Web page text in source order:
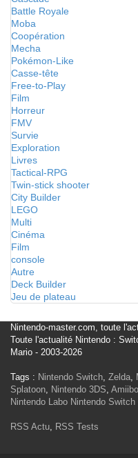
Battle Royale
Moba
Coopération
Mecha
Pokémon-Like
Casse-tête
Free-to-Play
Film
Horreur
FMV
Survie
Exploration
Livres
Tactical-RPG
Twin-stick shooter
City Builder
LEGO
Multi
Cinéma
Film
console
Autre
Deck Builder
Jeu de plateau
Nintendo-master.com, toute
Toute l'actualité Nintendo :
Mario - 2003-2026
Tags : Nintendo Switch, Zelda,
Splatoon, Nintendo 3DS, Amiibo
Nintendo Labo Nintendo Switch
RSS Actu, RSS Tests